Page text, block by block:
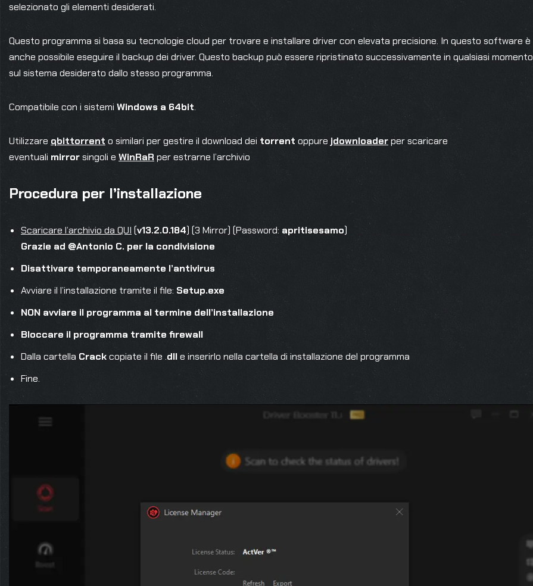
selezionato gli elementi desiderati.
Questo programma si basa su tecnologie cloud per trovare e installare driver con elevata precisione. In questo software è
anche possibile eseguire il backup dei driver. Questo backup può essere ripristinato successivamente in qualsiasi momento
sul sistema desiderato dallo stesso programma.
Compatibile con i sistemi Windows a 64bit.
Utilizzare qbittorrent o similari per gestire il download dei torrent oppure jdownloaderper scaricare
eventuali mirrorsingoli e WinRaR per estrarne l’archivio
Procedura per l’installazione
Scaricare l’archivio da QUI (v13.2.0.184) (3 Mirror) (Password: apritisesamo)
Grazie ad @Antonio C. per la condivisione
Disattivare temporaneamente l’antivirus
Avviare il l’installazione tramite il file: Setup.exe
NON avviare il programma al termine dell’installazione
Bloccare il programma tramite firewall
Dalla cartella Crackcopiate il file .dlle inserirlo nella cartella di installazione del programma
Fine.